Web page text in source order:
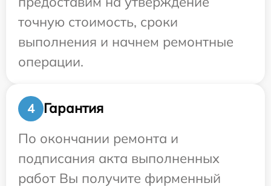
точную стоимость, сроки
выполнения и начнем ремонтные
операции.
4
Гарантия
По окончании ремонта и
подписания акта выполненных
работ Вы получите фирменный